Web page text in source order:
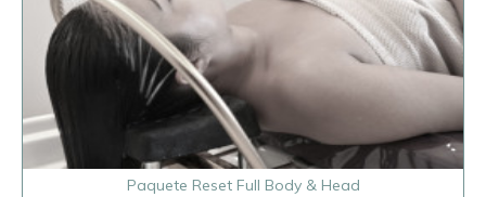
Paquete Reset Full Body & Head